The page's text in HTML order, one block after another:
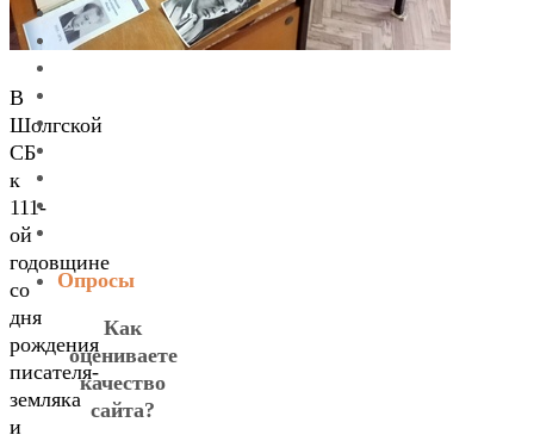
В
Шолгской
СБ
к
111-
ой
годовщине
со
дня
рождения
писателя-
земляка
и
Опросы
Как
оцениваете
качество
сайта?